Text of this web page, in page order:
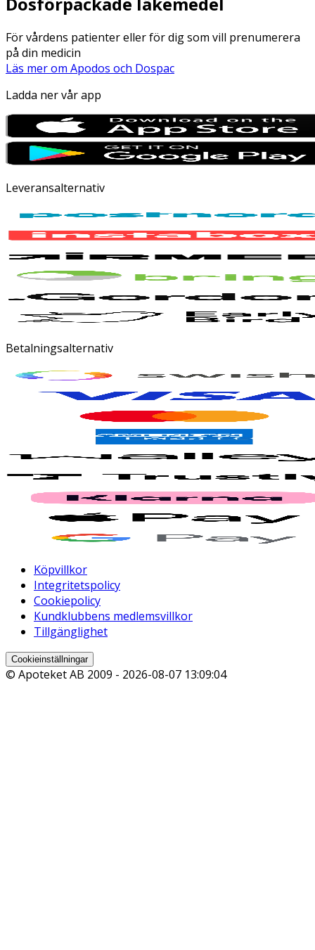
För vårdens patienter eller för dig som vill prenumerera
på din medicin
Läs mer om Apodos och Dospac
Ladda ner vår app
Leveransalternativ
Betalningsalternativ
Köpvillkor
Integritetspolicy
Cookiepolicy
Kundklubbens medlemsvillkor
Tillgänglighet
Cookieinställningar
© Apoteket AB 2009 - 2026-08-07 13:09:04